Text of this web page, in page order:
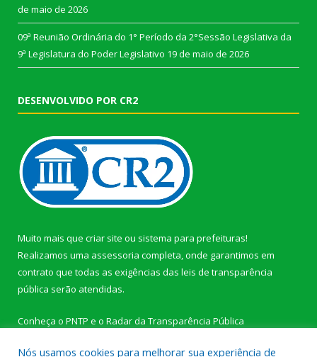
de maio de 2026
09ª Reunião Ordinária do 1° Período da 2°Sessão Legislativa da
9ª Legislatura do Poder Legislativo 19 de maio de 2026
DESENVOLVIDO POR CR2
Muito mais que criar site ou sistema para prefeituras!
Realizamos uma assessoria completa, onde garantimos em
contrato que todas as exigências das leis de transparência
pública serão atendidas.
Conheça o PNTP e o Radar da Transparência Pública
Nós usamos cookies para melhorar sua experiência de